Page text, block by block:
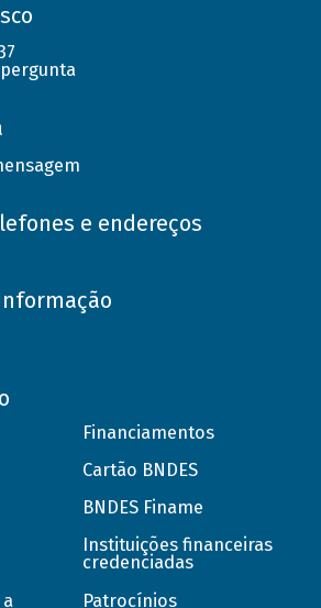
e endereços
Financiamentos
Cartão BNDES
BNDES Finame
Instituições financeiras
credenciadas
Patrocínios